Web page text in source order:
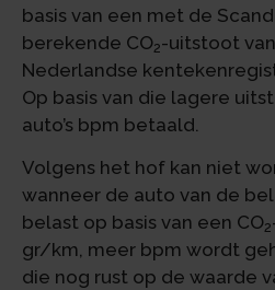
basis van een met de
berekende CO2-uitstoot
Nederlandse
Op basis van die lagere
auto’s bpm betaald.
Volgens het hof kan niet
wanneer de auto van de
belast op basis van een CO2
gr/km, meer bpm wordt
die nog rust op de waarde